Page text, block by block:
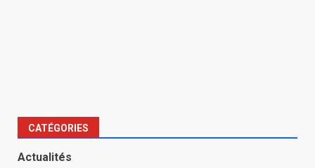
CATÉGORIES
Actualités